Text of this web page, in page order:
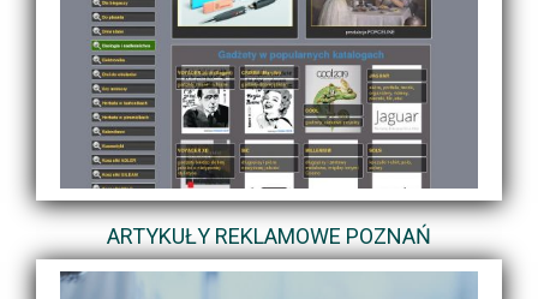
ARTYKUŁY REKLAMOWE POZNAŃ